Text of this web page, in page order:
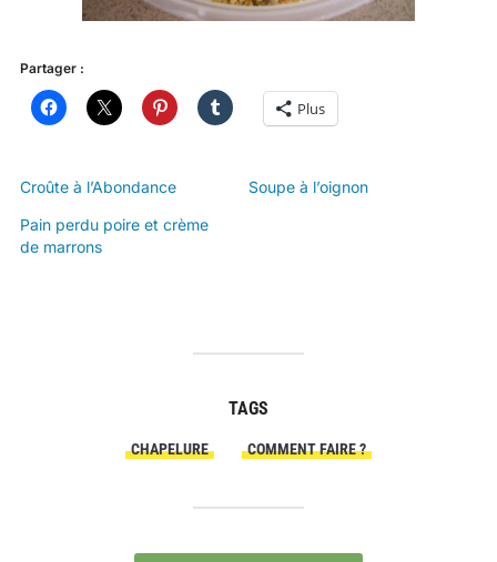
Partager :
Plus
Croûte à l’Abondance
Soupe à l’oignon
Pain perdu poire et crème
de marrons
TAGS
CHAPELURE COMMENT FAIRE ?